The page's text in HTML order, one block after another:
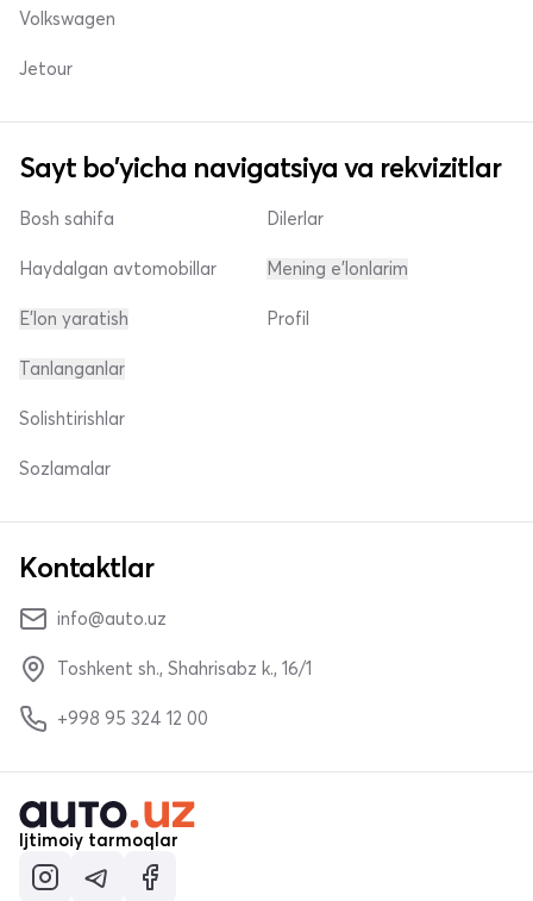
Volkswagen
Jetour
Sayt bo'yicha navigatsiya va rekvizitlar
Bosh sahifa
Haydalgan avtomobillar
E'lon yaratish
Dilerlar
Mening e'lonlarim
Profil
Tanlanganlar
Solishtirishlar
Sozlamalar
Kontaktlar
info@auto.uz
Toshkent sh., Shahrisabz k., 16/1
+998 95 324 12 00
Ijtimoiy tarmoqlar